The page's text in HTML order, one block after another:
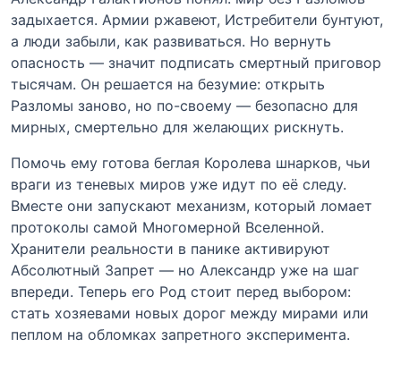
задыхается. Армии ржавеют, Истребители бунтуют,
а люди забыли, как развиваться. Но вернуть
опасность — значит подписать смертный приговор
тысячам. Он решается на безумие: открыть
Разломы заново, но по-своему — безопасно для
мирных, смертельно для желающих рискнуть.
Помочь ему готова беглая Королева шнарков, чьи
враги из теневых миров уже идут по её следу.
Вместе они запускают механизм, который ломает
протоколы самой Многомерной Вселенной.
Хранители реальности в панике активируют
Абсолютный Запрет — но Александр уже на шаг
впереди. Теперь его Род стоит перед выбором:
стать хозяевами новых дорог между мирами или
пеплом на обломках запретного эксперимента.